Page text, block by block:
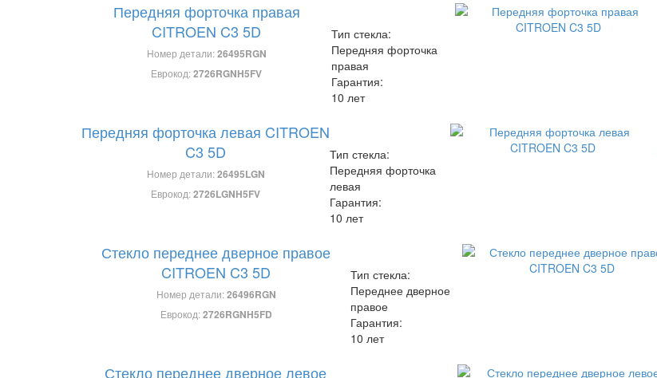
Передняя форточка правая
CITROEN C3 5D
Номер детали:26495RGN
Еврокод:2726RGNH5FV
Тип стекла:
Передняя форточка
правая
Гарантия:
10 лет
Передняя форточка левая CITROEN
C3 5D
Номер детали:26495LGN
Еврокод:2726LGNH5FV
Тип стекла:
Передняя форточка
левая
Гарантия:
10 лет
Стекло переднее дверное правое
CITROEN C3 5D
Номер детали:26496RGN
Еврокод:2726RGNH5FD
Тип стекла:
Переднее дверное
правое
Гарантия:
10 лет
Стекло переднее дверное левое